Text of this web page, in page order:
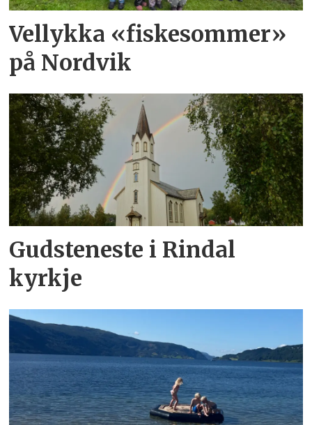
Vellykka «fiskesommer»
på Nordvik
Gudsteneste i Rindal
kyrkje